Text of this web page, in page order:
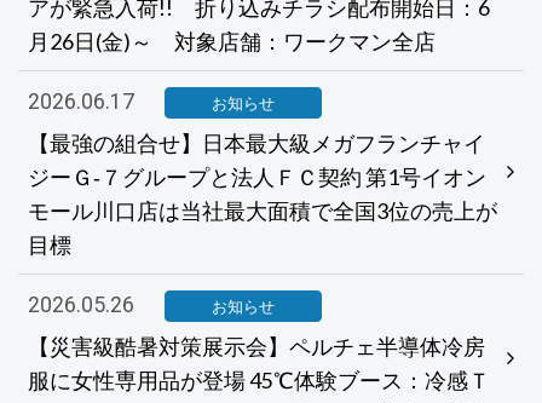
アが緊急入荷!! 折り込みチラシ配布開始日：6
月26日(金)～ 対象店舗：ワークマン全店
2026.06.17 お知らせ
【最強の組合せ】日本最大級メガフランチャイ
ジーＧ‐７グループと法人ＦＣ契約 第1号イオン
モール川口店は当社最大面積で全国3位の売上が
目標
2026.05.26 お知らせ
【災害級酷暑対策展示会】ペルチェ半導体冷房
服に女性専用品が登場 45℃体験ブース：冷感Ｔ